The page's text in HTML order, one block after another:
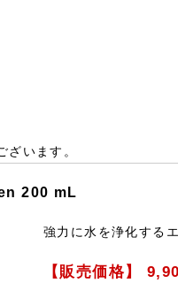
ざいます。
200 mL
強力に水を浄化する
【販売価格】